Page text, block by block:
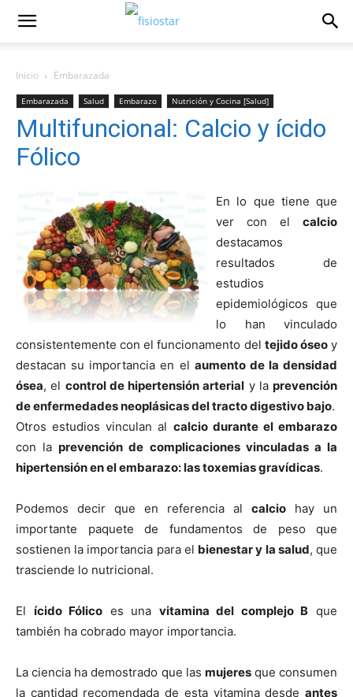
Inicio Embarazada
Embarazada Salud Embarazo Nutrición y Cocina [Salud]
Multifuncional: Calcio y ícido
Fólico
En lo que tiene que
ver con el calcio
destacamos
resultados de
estudios
epidemiológicos que
lo han vinculado
consistentemente con el funcionamento del tejido óseoy
destacan su importancia en el aumento de la densidad
ósea, el control de hipertensión arterial y la prevención
de enfermedades neoplásicas del tracto digestivo bajo.
Otros estudios vinculan al calcio durante el embarazo
con laprevención de complicaciones vinculadas a la
hipertensión en el embarazo: las toxemias graví­dicas.
Podemos decir que en referencia al calcio hay un
importante paquete de fundamentos de peso que
sostienen la importancia para el bienestar y la salud, que
trasciende lo nutricional.
El ícido Fólico es una vitamina del complejo B que
también ha cobrado mayor importancia.
La ciencia ha demostrado que las mujeresque consumen
la cantidad recomendada de esta vitamina desde antes